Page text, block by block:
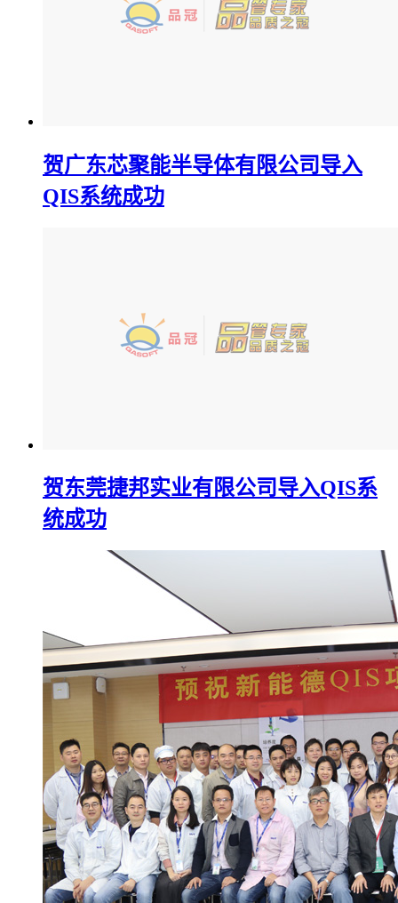
贺广东芯聚能半导体有限公司导入
QIS系统成功
贺东莞捷邦实业有限公司导入QIS系
统成功